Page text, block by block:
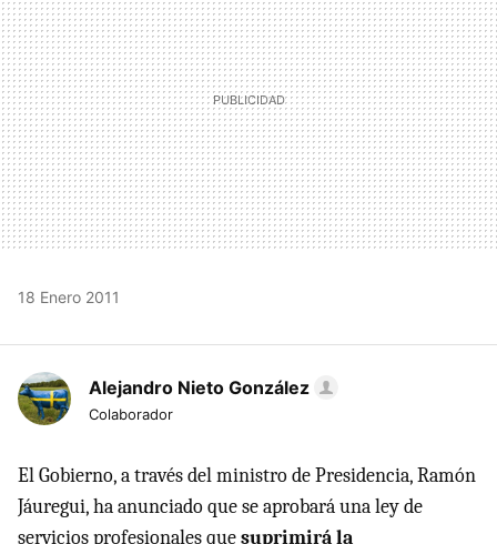
18 Enero 2011
Alejandro Nieto González
Colaborador
El Gobierno, a través del ministro de Presidencia, Ramón
Jáuregui, ha anunciado que se aprobará una ley de
servicios profesionales quesuprimirá la